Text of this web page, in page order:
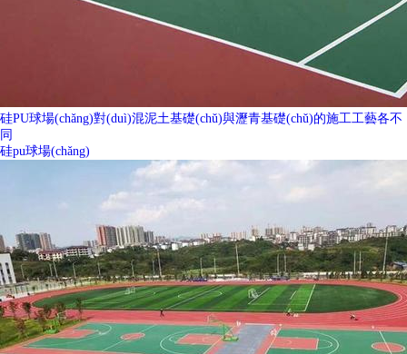
硅PU球場(chǎng)對(duì)混泥土基礎(chǔ)與瀝青基礎(chǔ)的施工工藝各不
同
硅pu球場(chǎng)